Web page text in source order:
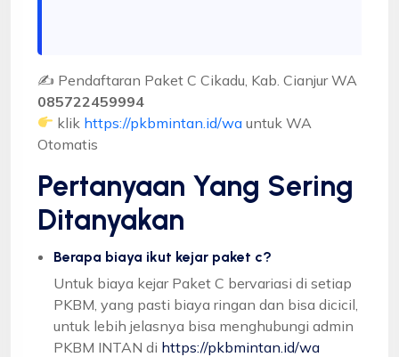
✍ Pendaftaran Paket C Cikadu, Kab. Cianjur WA
085722459994
klik https://pkbmintan.id/wa untuk WA
Otomatis
Pertanyaan Yang Sering
Ditanyakan
Berapa biaya ikut kejar paket c?
Untuk biaya kejar Paket C bervariasi di setiap
PKBM, yang pasti biaya ringan dan bisa dicicil,
untuk lebih jelasnya bisa menghubungi admin
PKBM INTAN di https://pkbmintan.id/wa